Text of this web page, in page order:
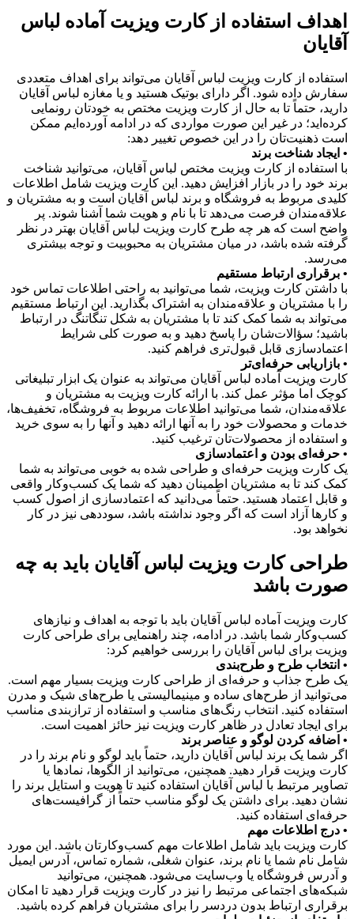
اهداف استفاده از کارت ویزیت آماده لباس
آقایان
استفاده از کارت ویزیت لباس آقایان می‌تواند برای اهداف متعددی
سفارش داده شود. اگر دارای بوتیک هستید و یا مغازه لباس آقایان
دارید، حتماً تا به حال از کارت ویزیت مختص به خودتان رونمایی
کرده‌اید؛ در غیر این صورت مواردی که در ادامه آورده‌ایم ممکن
است ذهنیت‌تان را در این خصوص تغییر دهد:
• ایجاد شناخت برند
با استفاده از کارت ویزیت مختص لباس آقایان، می‌توانید شناخت
برند خود را در بازار افزایش دهید. این کارت ویزیت شامل اطلاعات
کلیدی مربوط به فروشگاه و برند لباس آقایان است و به مشتریان و
علاقه‌مندان فرصت می‌دهد تا با نام و هویت شما آشنا شوند. پر
واضح است که هر چه طرح کارت ویزیت لباس آقایان بهتر در نظر
گرفته شده باشد، در میان مشتریان به محبوبیت و توجه بیشتری
می‌رسد.
• برقراری ارتباط مستقیم
با داشتن کارت ویزیت، شما می‌توانید به راحتی اطلاعات تماس خود
را با مشتریان و علاقه‌مندان به اشتراک بگذارید. این ارتباط مستقیم
می‌تواند به شما کمک کند تا با مشتریان به شکل تنگاتنگ در ارتباط
باشید؛ سؤالات‌شان را پاسخ دهید و به صورت کلی شرایط
اعتمادسازی قابل قبول‌تری فراهم کنید.
• بازاریابی حرفه‌ای‌تر
کارت ویزیت آماده لباس آقایان می‌تواند به عنوان یک ابزار تبلیغاتی
کوچک اما مؤثر عمل کند. با ارائه کارت ویزیت به مشتریان و
علاقه‌مندان، شما می‌توانید اطلاعات مربوط به فروشگاه، تخفیف‌ها،
خدمات و محصولات خود را به آنها ارائه دهید و آنها را به سوی خرید
و استفاده از محصولات‌تان ترغیب کنید.
• حرفه‌ای بودن و اعتمادسازی
یک کارت ویزیت حرفه‌ای و طراحی شده به‌ خوبی می‌تواند به شما
کمک کند تا به مشتریان اطمینان دهید که شما یک کسب‌وکار واقعی
و قابل اعتماد هستید. حتماً می‌دانید که اعتمادسازی از اصول کسب
و کارها آزاد است که اگر وجود نداشته باشد، سوددهی نیز در کار
نخواهد بود.
طراحی کارت ویزیت لباس آقایان باید به چه
صورت باشد
کارت ویزیت آماده لباس آقایان باید با توجه به اهداف و نیازهای
کسب‌وکار شما باشد. در ادامه، چند راهنمایی برای طراحی کارت
ویزیت برای لباس آقایان را بررسی خواهیم کرد:
• انتخاب طرح و طرح‌بندی
یک طرح جذاب و حرفه‌ای از طراحی کارت ویزیت بسیار مهم است.
می‌توانید از طرح‌های ساده و مینیمالیستی یا طرح‌های شیک و مدرن
استفاده کنید. انتخاب رنگ‌های مناسب و استفاده از ترازبندی مناسب
برای ایجاد تعادل در ظاهر کارت ویزیت نیز حائز اهمیت است.
• اضافه کردن لوگو و عناصر برند
اگر شما یک برند لباس آقایان دارید، حتماً باید لوگو و نام برند را در
کارت ویزیت قرار دهید. همچنین، می‌توانید از الگوها، نمادها یا
تصاویر مرتبط با لباس آقایان استفاده کنید تا هویت و استایل برند را
نشان دهید. برای داشتن یک لوگو مناسب حتماً از گرافیست‌های
حرفه‌ای استفاده کنید.
• درج اطلاعات مهم
کارت ویزیت باید شامل اطلاعات مهم کسب‌وکارتان باشد. این مورد
شامل نام شما یا نام برند، عنوان شغلی، شماره تماس، آدرس ایمیل
و آدرس فروشگاه یا وب‌سایت می‌شود. همچنین، می‌توانید
شبکه‌های اجتماعی مرتبط را نیز در کارت ویزیت قرار دهید تا امکان
برقراری ارتباط بدون دردسر را برای مشتریان فراهم کرده باشید.